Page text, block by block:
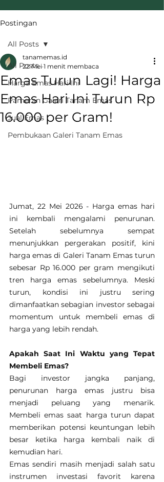
Postingan
All Posts
Harga Emas Hari Ini
Pameran Galeri Tanam Emas
Jual Emas
Pembukaan Galeri Tanam Emas
All Posts
Emas Turun Lagi! Harga
Emas Hari Ini Turun Rp
16.000 per Gram!
tanamemas.id
22 Mei 1 menit membaca
Jumat, 22 Mei 2026 - Harga emas hari
ini kembali mengalami penurunan.
Setelah sebelumnya sempat
menunjukkan pergerakan positif, kini
harga emas di Galeri Tanam Emas turun
sebesar Rp 16.000 per gram mengikuti
tren harga emas sebelumnya. Meski
turun, kondisi ini justru sering
dimanfaatkan sebagian investor sebagai
momentum untuk membeli emas di
harga yang lebih rendah.
Apakah Saat Ini Waktu yang Tepat
Membeli Emas?
Bagi investor jangka panjang,
penurunan harga emas justru bisa
menjadi peluang yang menarik.
Membeli emas saat harga turun dapat
memberikan potensi keuntungan lebih
besar ketika harga kembali naik di
kemudian hari.
Emas sendiri masih menjadi salah satu
instrumen investasi favorit karena